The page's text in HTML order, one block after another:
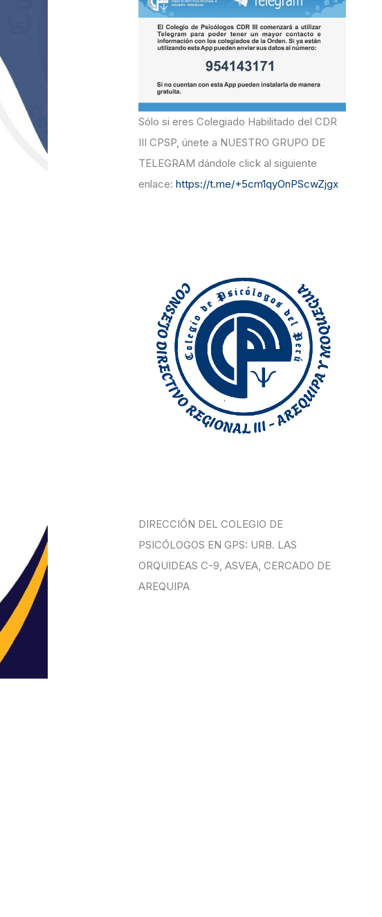
r
:
Sólo si eres Colegiado Habilitado del CDR
III CPSP, únete a NUESTRO GRUPO DE
TELEGRAM dándole click al siguiente
enlace: https://t.me/+5cm1qyOnPScwZjgx
DIRECCIÓN DEL COLEGIO DE
PSICÓLOGOS EN GPS: URB. LAS
ORQUIDEAS C-9, ASVEA, CERCADO DE
AREQUIPA